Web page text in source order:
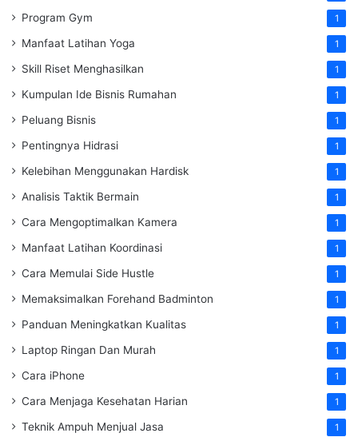
Program Gym 1
Manfaat Latihan Yoga 1
Skill Riset Menghasilkan 1
Kumpulan Ide Bisnis Rumahan 1
Peluang Bisnis 1
Pentingnya Hidrasi 1
Kelebihan Menggunakan Hardisk 1
Analisis Taktik Bermain 1
Cara Mengoptimalkan Kamera 1
Manfaat Latihan Koordinasi 1
Cara Memulai Side Hustle 1
Memaksimalkan Forehand Badminton 1
Panduan Meningkatkan Kualitas 1
Laptop Ringan Dan Murah 1
Cara iPhone 1
Cara Menjaga Kesehatan Harian 1
Teknik Ampuh Menjual Jasa 1